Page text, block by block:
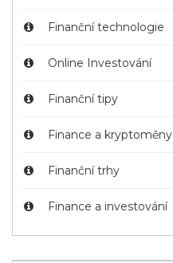
Finanční technologie
Online Investování
Finanční tipy
Finance a kryptoměny
Finanční trhy
Finance a investování